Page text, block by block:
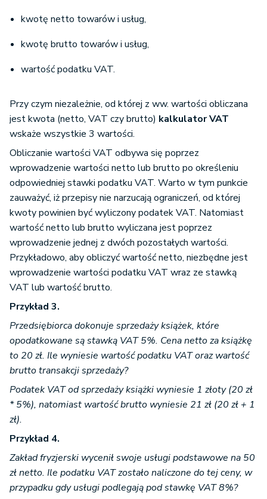
kwotę netto towarów i usług,
kwotę brutto towarów i usług,
wartość podatku VAT.
Przy czym niezależnie, od której z ww. wartości obliczana
jest kwota (netto, VAT czy brutto) kalkulator VAT
wskaże wszystkie 3 wartości.
Obliczanie wartości VAT odbywa się poprzez
wprowadzenie wartości netto lub brutto po określeniu
odpowiedniej stawki podatku VAT. Warto w tym punkcie
zauważyć, iż przepisy nie narzucają ograniczeń, od której
kwoty powinien być wyliczony podatek VAT. Natomiast
wartość netto lub brutto wyliczana jest poprzez
wprowadzenie jednej z dwóch pozostałych wartości.
Przykładowo, aby obliczyć wartość netto, niezbędne jest
wprowadzenie wartości podatku VAT wraz ze stawką
VAT lub wartość brutto.
Przykład 3.
Przedsiębiorca dokonuje sprzedaży książek, które
opodatkowane są stawką VAT 5%. Cena netto za książkę
to 20 zł. Ile wyniesie wartość podatku VAT oraz wartość
brutto transakcji sprzedaży?
Podatek VAT od sprzedaży książki wyniesie 1 złoty (20 zł
* 5%), natomiast wartość brutto wyniesie 21 zł (20 zł + 1
zł).
Przykład 4.
Zakład fryzjerski wycenił swoje usługi podstawowe na 50
zł netto. Ile podatku VAT zostało naliczone do tej ceny, w
przypadku gdy usługi podlegają pod stawkę VAT 8%?